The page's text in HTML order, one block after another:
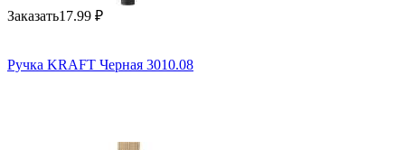
Заказать17.99 ₽
Ручка KRAFT Черная 3010.08